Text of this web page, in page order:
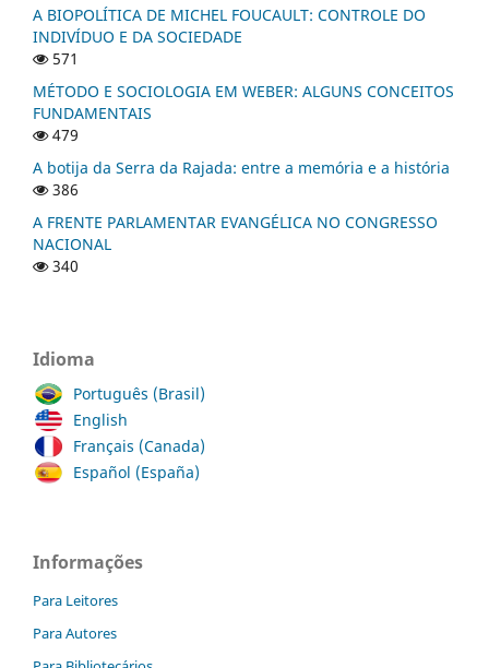
A BIOPOLÍTICA DE MICHEL FOUCAULT: CONTROLE DO
INDIVÍDUO E DA SOCIEDADE
571
MÉTODO E SOCIOLOGIA EM WEBER: ALGUNS CONCEITOS
FUNDAMENTAIS
479
A botija da Serra da Rajada: entre a memória e a história
386
A FRENTE PARLAMENTAR EVANGÉLICA NO CONGRESSO
NACIONAL
340
Idioma
Português (Brasil)
English
Français (Canada)
Español (España)
Informações
Para Leitores
Para Autores